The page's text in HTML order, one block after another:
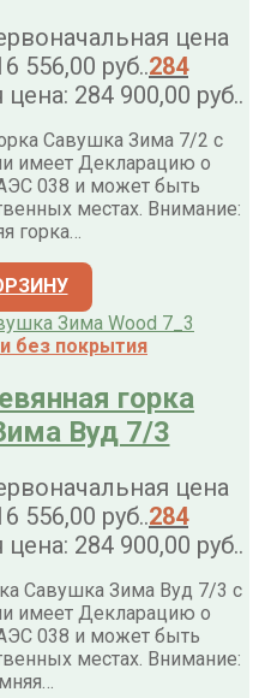
цена
556,00 руб..284
284 900,00 руб..
Савушка Зима 7/2 с
имеет Декларацию о
038 и может быть
местах. Внимание:
горка…
без покрытия
горка
Вуд 7/3
цена
556,00 руб..284
284 900,00 руб..
Савушка Зима Вуд 7/3 с
имеет Декларацию о
038 и может быть
местах. Внимание: